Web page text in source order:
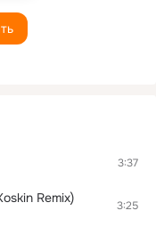
3:37
Remix) 3:25